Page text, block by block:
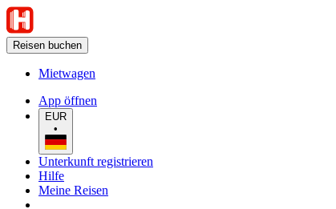
Reisen buchen
Mietwagen
App öffnen
EUR
•
Unterkunft registrieren
Hilfe
Meine Reisen